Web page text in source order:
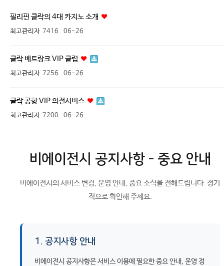
필리핀 클락의 4대 카지노 소개
최고관리자 7416 06-26
클락 베트랑크 VIP 클럽
최고관리자 7256 06-26
클락 공항 VIP 의전서비스
최고관리자 7200 06-26
비에이전시 공지사항 - 중요 안내
비에이전시의 서비스 변경, 운영 안내, 중요 소식을 전해드립니다. 정기
적으로 확인해 주세요.
1. 공지사항 안내
비에이전시 공지사항은 서비스 이용에 필요한 중요 안내, 운영 정